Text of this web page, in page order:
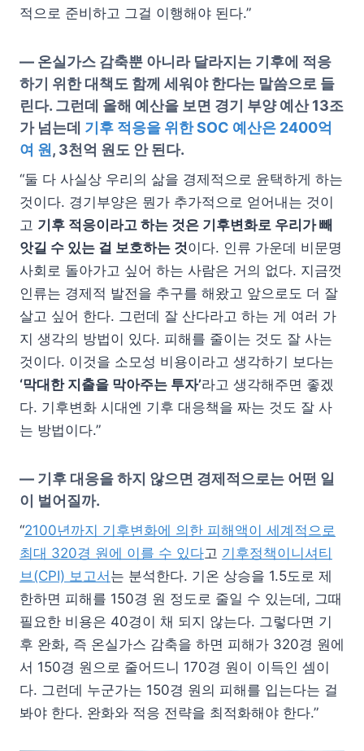
적으로 준비하고 그걸 이행해야 된다.”
— 온실가스 감축뿐 아니라 달라지는 기후에 적응
하기 위한 대책도 함께 세워야 한다는 말씀으로 들
린다. 그런데 올해 예산을 보면 경기 부양 예산 13조
가 넘는데 기후 적응을 위한 SOC 예산은 2400억
여 원 , 3천억 원도 안 된다.
“둘 다 사실상 우리의 삶을 경제적으로 윤택하게 하는
것이다. 경기부양은 뭔가 추가적으로 얻어내는 것이
고 기후 적응이라고 하는 것은 기후변화로 우리가 빼
앗길 수 있는 걸 보호하는 것이다. 인류 가운데 비문명
사회로 돌아가고 싶어 하는 사람은 거의 없다. 지금껏
인류는 경제적 발전을 추구를 해왔고 앞으로도 더 잘
살고 싶어 한다. 그런데 잘 산다라고 하는 게 여러 가
지 생각의 방법이 있다. 피해를 줄이는 것도 잘 사는
것이다. 이것을 소모성 비용이라고 생각하기 보다는
‘막대한 지출을 막아주는 투자’라고 생각해주면 좋겠
다. 기후변화 시대엔 기후 대응책을 짜는 것도 잘 사
는 방법이다.”
— 기후 대응을 하지 않으면 경제적으로는 어떤 일
이 벌어질까.
“2100년까지 기후변화에 의한 피해액이 세계적으로
최대 320경 원에 이를 수 있다고 기후정책이니셔티
브(CPI) 보고서 는 분석한다. 기온 상승을 1.5도로 제
한하면 피해를 150경 원 정도로 줄일 수 있는데, 그때
필요한 비용은 40경이 채 되지 않는다. 그렇다면 기
후 완화, 즉 온실가스 감축을 하면 피해가 320경 원에
서 150경 원으로 줄어드니 170경 원이 이득인 셈이
다. 그런데 누군가는 150경 원의 피해를 입는다는 걸
봐야 한다. 완화와 적응 전략을 최적화해야 한다.”